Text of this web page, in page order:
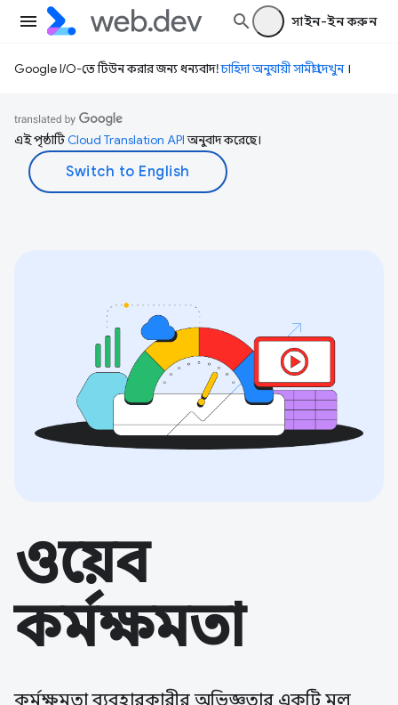
সাইন-ইন করুন
Google I/O-তে টিউন করার জন্য ধন্যবাদ!চাহিদা অনুযায়ী সামগ্রী দেখুন।
এই পৃষ্ঠাটিCloud Translation APIঅনুবাদ করেছে।
ওয়েব
কর্মক্ষমতা
কর্মক্ষমতা ব্যবহারকারীর অভিজ্ঞতার একটি মূল